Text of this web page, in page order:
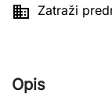
 Zatraži
Opis